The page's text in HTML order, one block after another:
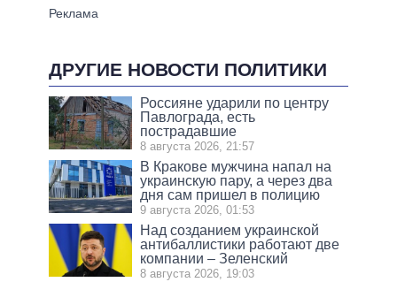
ДРУГИЕ НОВОСТИ ПОЛИТИКИ
Россияне ударили по центру
Павлограда, есть
пострадавшие
8 августа 2026, 21:57
В Кракове мужчина напал на
украинскую пару, а через два
дня сам пришел в полицию
9 августа 2026, 01:53
Над созданием украинской
антибаллистики работают две
компании – Зеленский
8 августа 2026, 19:03